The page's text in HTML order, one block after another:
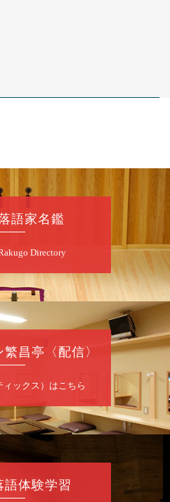
語家名鑑
Directory
昌亭〈配信〉
ックス）はこちら
語体験学習